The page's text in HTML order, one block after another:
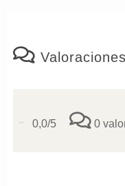
0,0/5 0